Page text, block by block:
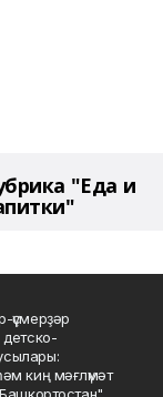
"Еда и
киң мәғлүмәт